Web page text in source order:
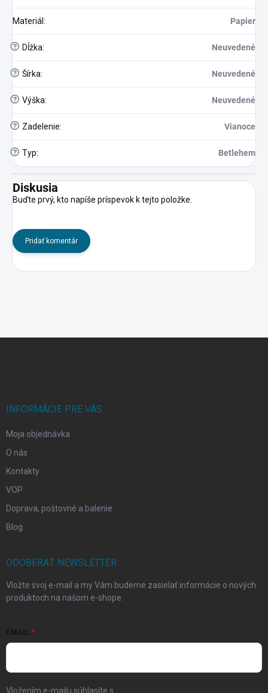
Materiál : Papier
? Dĺžka: Neuvedené
? Šírka: Neuvedené
? Výška: Neuvedené
? Zadelenie: Vianoce
? Typ: Betlehem
Diskusia
Buďte prvý, kto napíše príspevok k tejto položke.
Pridať komentár
INFORMÁCIE PRE VÁS
Moja objednávka
O nás
Kontakty
VOP
Doprava, poštovné a balenie
Blog
ODOBERAŤ NEWSLETTER
Vložte svoj e-mail a my Vám budeme zasielať informácie o nových
produktoch na našom e-shope.
EMAIL
Vložením e-mailu súhlasíte s